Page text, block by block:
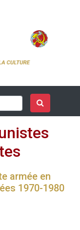
armée en
1970-1980